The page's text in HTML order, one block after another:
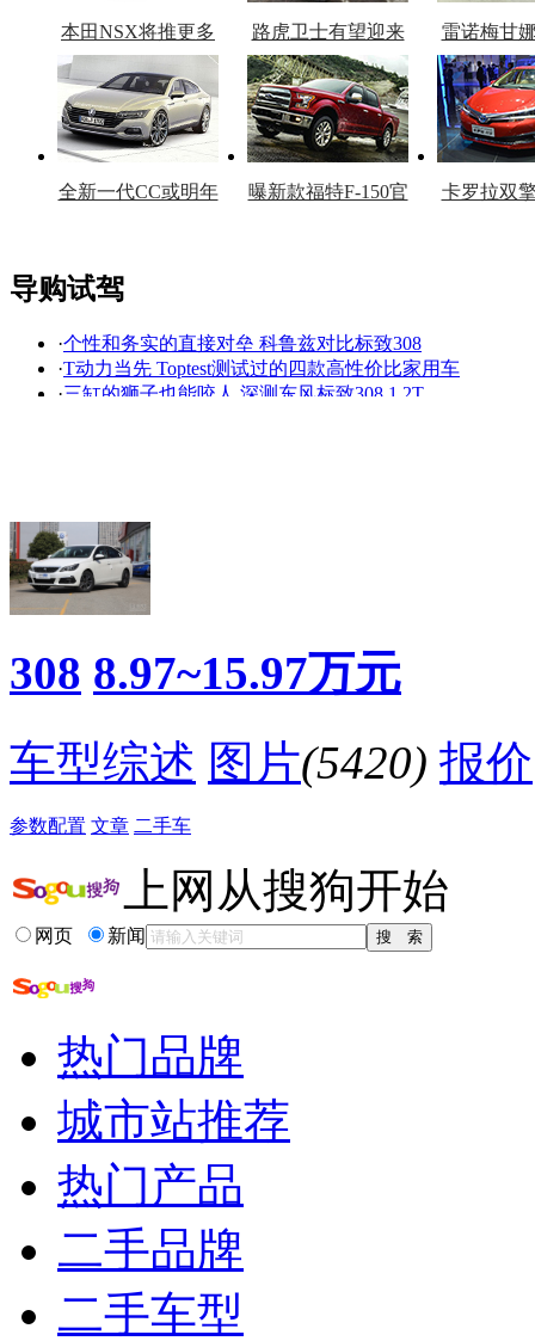
本田NSX将推更多
车型
路虎卫士有望迎来
复产
雷诺梅甘
官
全新一代CC或明年
曝新款福特F-150官
卡罗拉双
看赛车宝贝争奇斗
艳
车模美腿爆乳无惧
走光
导购试驾
·个性和务实的直接对垒 科鲁兹对比标致308
·T动力当先 Toptest测试过的四款高性价比家用车
·三缸的狮子也能咬人 深测东风标致308 1.2T
·5000元订车款已交，信阳东风标致4S店却“跑路”？
·Hi！你的“三好先生”已经上线啦~~
·9月上市 东风标致全新一代308三厢轿车无伪谍照
降价促销
308 8.97~15.97万元
车型综述 图片(5420) 报价
参数配置 文章 二手车
上网从搜狗开始
网页 新闻
热门品牌
城市站推荐
热门产品
二手品牌
二手车型